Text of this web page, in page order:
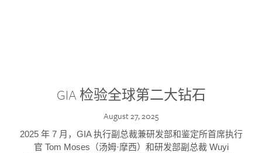
GIA 检验全球第二大钻石
August 27, 2025
2025 年 7 月，GIA 执行副总裁兼研发部和鉴定所首席执行
官 Tom Moses（汤姆·摩西）和研发部副总裁 Wuyi